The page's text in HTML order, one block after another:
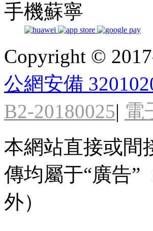
手機蘇寧
Copyright ©
公網安備
B2-20180025| 電
本網站直接或間
傳均屬于“廣告”
外）